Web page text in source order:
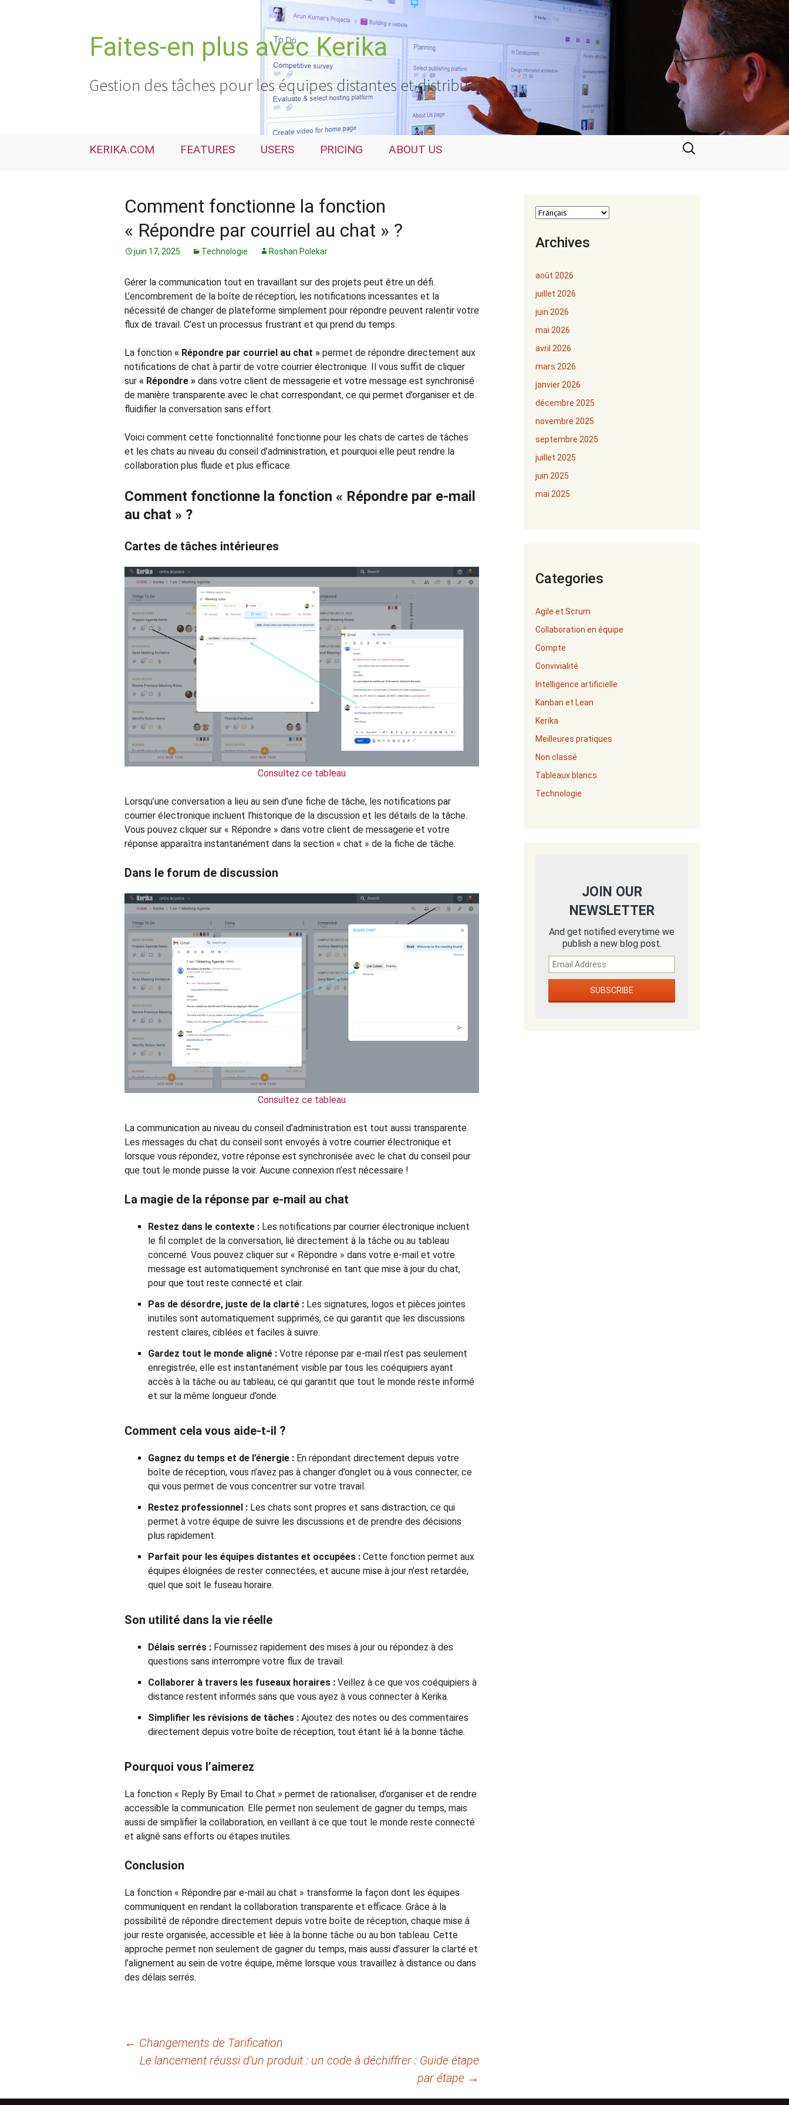
Faites-en plus avec Kerika
Gestion des tâches pour les équipes distantes et distribuées
KERIKA.COM FEATURES USERS PRICING ABOUT US
Rechercher :
Comment fonctionne la fonction
« Répondre par courriel au chat » ?
juin 17, 2025 Technologie Roshan Polekar
Gérer la communication tout en travaillant sur des projets peut être un défi.
L’encombrement de la boîte de réception, les notifications incessantes et la
nécessité de changer de plateforme simplement pour répondre peuvent ralentir votre
flux de travail. C’est un processus frustrant et qui prend du temps.
La fonction « Répondre par courriel au chat » permet de répondre directement aux
notifications de chat à partir de votre courrier électronique. Il vous suffit de cliquer
sur « Répondre » dans votre client de messagerie et votre message est synchronisé
de manière transparente avec le chat correspondant, ce qui permet d’organiser et de
fluidifier la conversation sans effort.
Voici comment cette fonctionnalité fonctionne pour les chats de cartes de tâches
et les chats au niveau du conseil d’administration, et pourquoi elle peut rendre la
collaboration plus fluide et plus efficace.
Comment fonctionne la fonction « Répondre par e-mail
au chat » ?
Cartes de tâches intérieures
Consultez ce tableau
Lorsqu’une conversation a lieu au sein d’une fiche de tâche, les notifications par
courrier électronique incluent l’historique de la discussion et les détails de la tâche.
Vous pouvez cliquer sur « Répondre » dans votre client de messagerie et votre
réponse apparaîtra instantanément dans la section « chat » de la fiche de tâche.
Dans le forum de discussion
Consultez ce tableau
La communication au niveau du conseil d’administration est tout aussi transparente.
Les messages du chat du conseil sont envoyés à votre courrier électronique et
lorsque vous répondez, votre réponse est synchronisée avec le chat du conseil pour
que tout le monde puisse la voir. Aucune connexion n’est nécessaire !
La magie de la réponse par e-mail au chat
Restez dans le contexte : Les notifications par courrier électronique incluent
le fil complet de la conversation, lié directement à la tâche ou au tableau
concerné. Vous pouvez cliquer sur « Répondre » dans votre e-mail et votre
message est automatiquement synchronisé en tant que mise à jour du chat,
pour que tout reste connecté et clair.
Pas de désordre, juste de la clarté : Les signatures, logos et pièces jointes
inutiles sont automatiquement supprimés, ce qui garantit que les discussions
restent claires, ciblées et faciles à suivre.
Gardez tout le monde aligné : Votre réponse par e-mail n’est pas seulement
enregistrée, elle est instantanément visible par tous les coéquipiers ayant
accès à la tâche ou au tableau, ce qui garantit que tout le monde reste informé
et sur la même longueur d’onde.
Comment cela vous aide-t-il ?
Gagnez du temps et de l’énergie : En répondant directement depuis votre
boîte de réception, vous n’avez pas à changer d’onglet ou à vous connecter, ce
qui vous permet de vous concentrer sur votre travail.
Restez professionnel : Les chats sont propres et sans distraction, ce qui
permet à votre équipe de suivre les discussions et de prendre des décisions
plus rapidement.
Parfait pour les équipes distantes et occupées : Cette fonction permet aux
équipes éloignées de rester connectées, et aucune mise à jour n’est retardée,
quel que soit le fuseau horaire.
Son utilité dans la vie réelle
Délais serrés : Fournissez rapidement des mises à jour ou répondez à des
questions sans interrompre votre flux de travail.
Collaborer à travers les fuseaux horaires : Veillez à ce que vos coéquipiers à
distance restent informés sans que vous ayez à vous connecter à Kerika.
Simplifier les révisions de tâches : Ajoutez des notes ou des commentaires
directement depuis votre boîte de réception, tout étant lié à la bonne tâche.
Pourquoi vous l’aimerez
La fonction « Reply By Email to Chat » permet de rationaliser, d’organiser et de rendre
accessible la communication. Elle permet non seulement de gagner du temps, mais
aussi de simplifier la collaboration, en veillant à ce que tout le monde reste connecté
et aligné sans efforts ou étapes inutiles.
Conclusion
La fonction « Répondre par e-mail au chat » transforme la façon dont les équipes
communiquent en rendant la collaboration transparente et efficace. Grâce à la
possibilité de répondre directement depuis votre boîte de réception, chaque mise à
jour reste organisée, accessible et liée à la bonne tâche ou au bon tableau. Cette
approche permet non seulement de gagner du temps, mais aussi d’assurer la clarté et
l’alignement au sein de votre équipe, même lorsque vous travaillez à distance ou dans
des délais serrés.
articles
← Changements de Tarification
Le lancement réussi d’un produit : un code à déchiffrer : Guide étape
par étape →
Archives
août 2026
juillet 2026
juin 2026
mai 2026
avril 2026
mars 2026
janvier 2026
décembre 2025
novembre 2025
septembre 2025
juillet 2025
juin 2025
mai 2025
Categories
Agile et Scrum
Collaboration en équipe
Compte
Convivialité
Intelligence artificielle
Kanban et Lean
Kerika
Meilleures pratiques
Non classé
Tableaux blancs
Technologie
JOIN OUR
NEWSLETTER
And get notified everytime we
publish a new blog post.